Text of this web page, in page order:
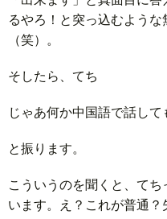
るやろ！と突っ込むよう
（笑）。
そしたら、てち
じゃあ何か中国語で話して
と振ります。
こういうのを聞くと、て
います。え？これが普通？